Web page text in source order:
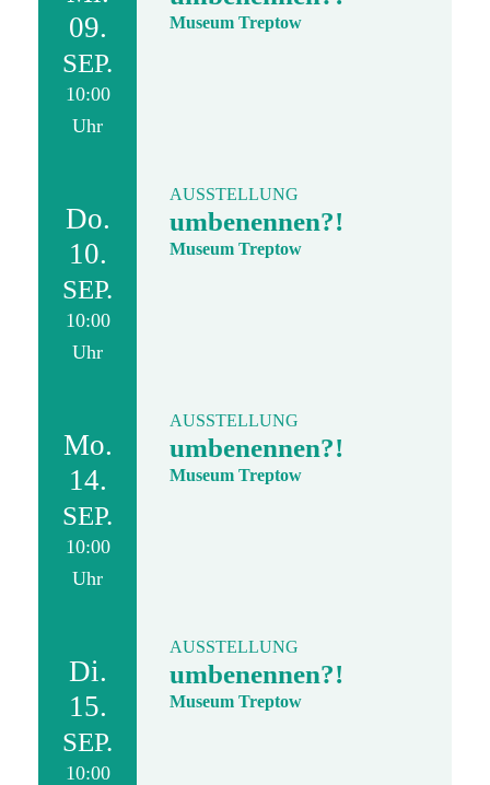
09.
SEP.
10:00
Uhr
Museum Treptow
Do.
10.
SEP.
10:00
Uhr
AUSSTELLUNG
umbenennen?!
Museum Treptow
Mo.
14.
SEP.
10:00
Uhr
AUSSTELLUNG
umbenennen?!
Museum Treptow
Di.
15.
SEP.
10:00
AUSSTELLUNG
umbenennen?!
Museum Treptow